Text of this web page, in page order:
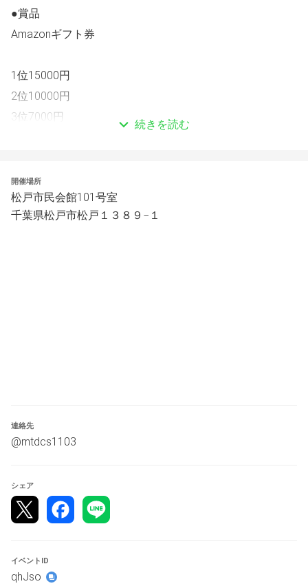
●賞品
Amazonギフト券
1位15000円
2位10000円
3位7000円
●参加費
参加費は1500円です。
受付の際、現金にてお支払いをお願いします。
12時　2回戦開始
15時 ５回戦開始
休憩時間30分
16時30分　トーナメント2回戦開始
17時30分　決勝＆3位決定戦
続きを読む
開催場所
松戸市民会館101号室
千葉県松戸市松戸１３８９−１
連絡先
@mtdcs1103
シェア
イベントID
qhJso